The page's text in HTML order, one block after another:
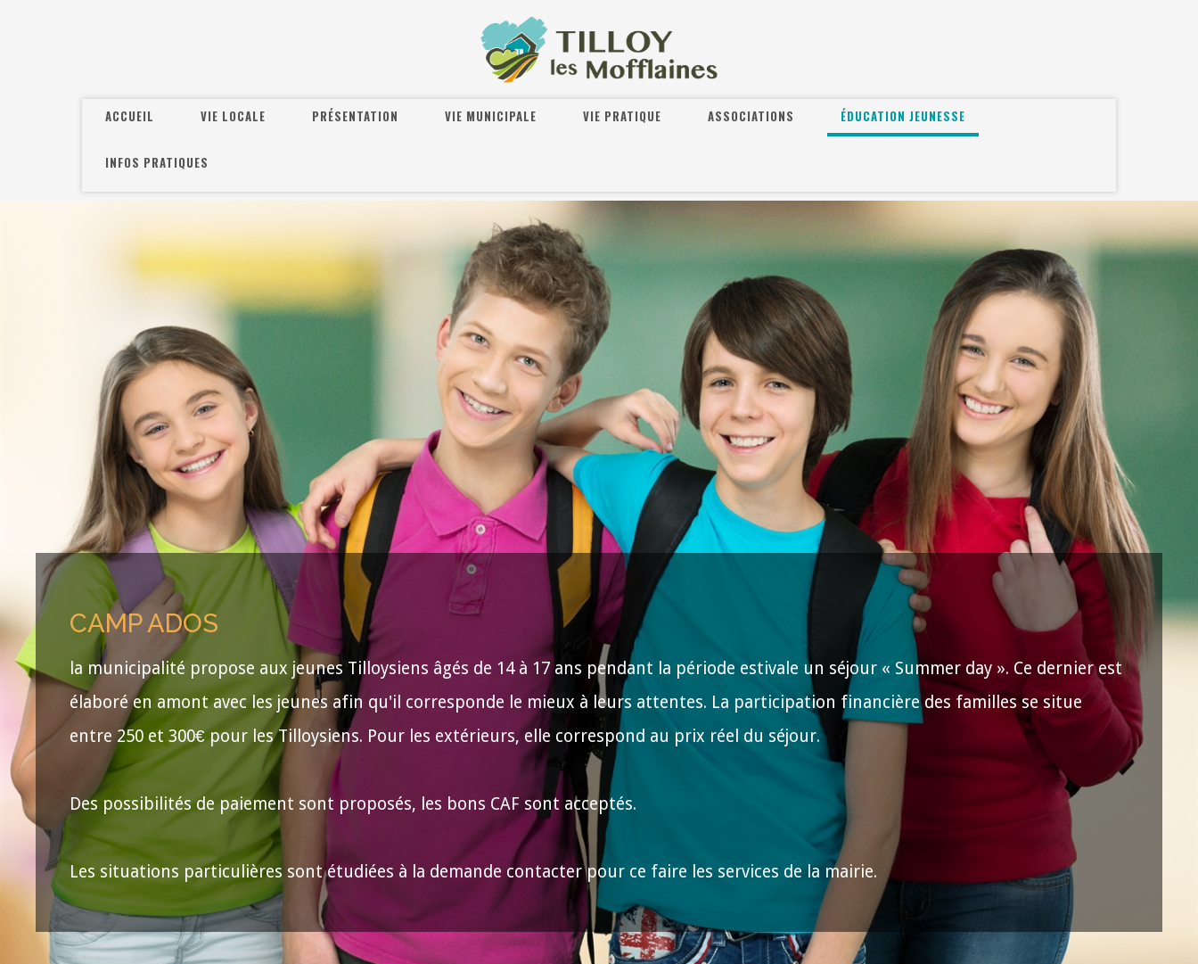
ACCUEIL VIE LOCALE PRÉSENTATION VIE MUNICIPALE VIE PRATIQUE ASSOCIATIONS ÉDUCATION JEUNESSE
INFOS PRATIQUES
CAMP ADOS
la municipalité propose aux jeunes Tilloysiens âgés de 14 à 17 ans pendant la période estivale un séjour « Summer day ». Ce dernier est
élaboré en amont avec les jeunes afin qu'il corresponde le mieux à leurs attentes. La participation financière des familles se situe
entre 250 et 300€ pour les Tilloysiens. Pour les extérieurs, elle correspond au prix réel du séjour.
Des possibilités de paiement sont proposés, les bons CAF sont acceptés.
Les situations particulières sont étudiées à la demande contacter pour ce faire les services de la mairie.